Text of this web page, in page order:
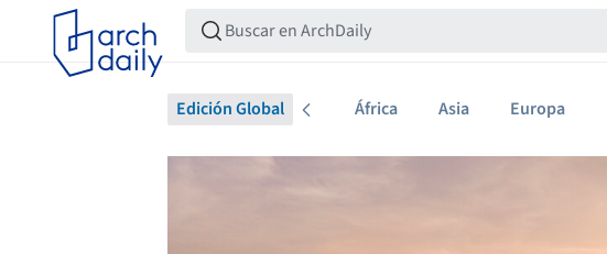
Edición Global África Asia Europa